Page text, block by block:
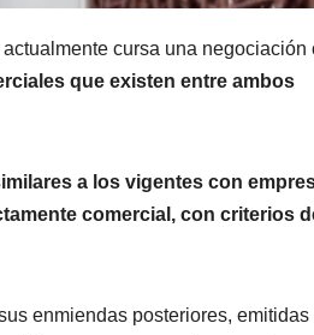
cursa una negociación
que existen entre ambos
a los vigentes con
comercial, con criterios
enmiendas posteriores, emitidas